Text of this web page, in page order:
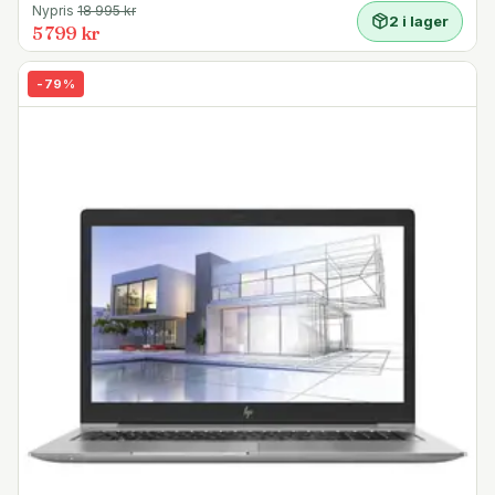
DisplayPort och strömförsörjning
- 3 snabba USB 3.0-portar (en med snabb
mobilladdning)
- VGA analog videoutgång
- Windows 10 Home 64-bitar
- Webbkamera med 720p HD-upplösning
- Pekplatta med multitouch
- Bakupplyst tangentbord
- Noble säkerhetslås slot
3x USB 3.1 Gen 1
1x USB-C/DisplayPort
Nypris 18 995kr
5 799 kr
2 i lager
- 79 %